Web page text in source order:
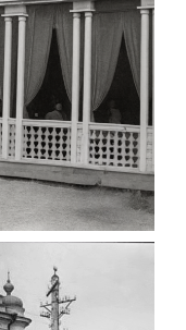
comment
1947
(1945-
comment